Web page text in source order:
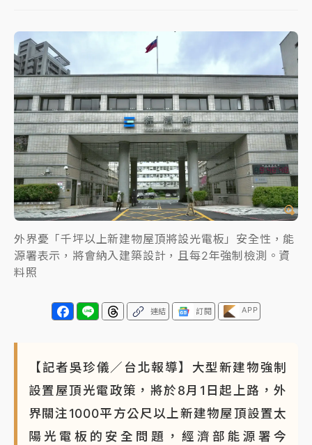
要3件事
父親節玩樂園！六福村今明2天「爸爸免費」 遠雄海洋
買1送1
白海豚逼近！新北高灘地停車場下午4時強制拖吊 中午
開放水門周邊紅黃線停車
中颱白海豚環流掠北海！今明防劇烈降雨 東部高溫飆
38度
周末精選｜ 慈濟遭詐10億完整始末曝！律師掮客大玩兩
面手法 郭台銘、蔡英文成關鍵
本周爆款短影音｜ 柯文哲帶電子手鐶拄拐杖現身／周玉
蔻蔡玉真開撕爆料
任 預算難關如何解？
外界憂「千坪以上新建物屋頂將設光電板」安全性，能
源署表示，將會納入建築設計，且每2年強制檢測。資
料照
連結 訂閱 APP
【記者吳珍儀／台北報導】大型新建物強制
設置屋頂光電政策，將於8月1日起上路，外
界關注1000平方公尺以上新建物屋頂設置太
陽光電板的安全問題，經濟部能源署今